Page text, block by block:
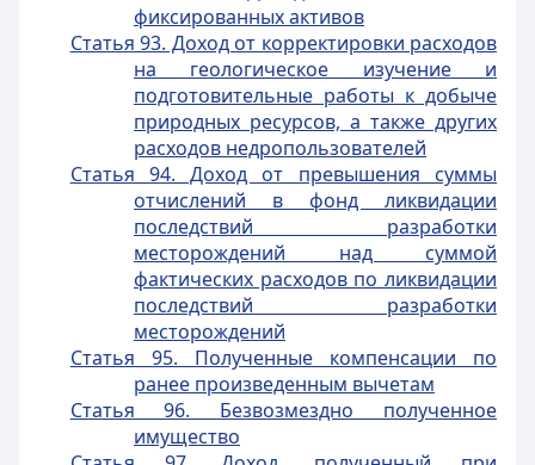
фиксированных активов
Статья 93. Доход от корректировки расходов
на геологическое изучение и
подготовительные работы к добыче
природных ресурсов, а также других
расходов недропользователей
Статья 94. Доход от превышения суммы
отчислений в фонд ликвидации
последствий разработки
месторождений над суммой
фактических расходов по ликвидации
последствий разработки
месторождений
Статья 95. Полученные компенсации по
ранее произведенным вычетам
Статья 96. Безвозмездно полученное
имущество